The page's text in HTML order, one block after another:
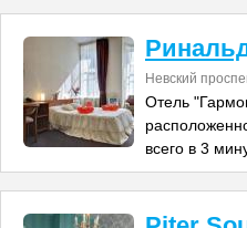
Невский
Отель
всего в 3